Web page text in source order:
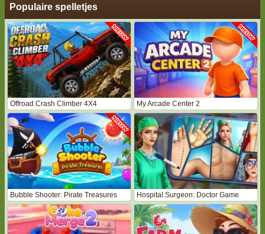
Populaire spelletjes
Offroad Crash Climber 4X4 My Arcade Center 2
Bubble Shooter: Pirate Treasures Hospital Surgeon: Doctor Game